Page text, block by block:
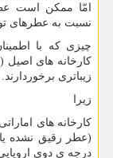
امّا ممکن است
نسبت به عطرهای
چیزی که با
کارخانه های اصیل
زیباتری
زیرا
کارخانه های
درجه ی دوی